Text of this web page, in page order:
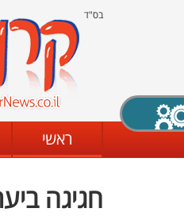
בס"ד
ראשי
חגיגה
X סגירה
מצב שחור - לבן קביעת